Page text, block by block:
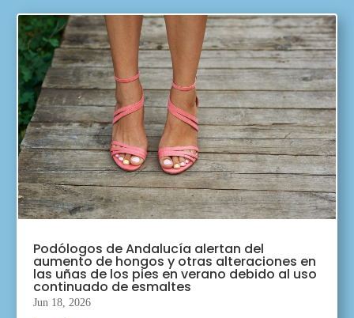
Podólogos de Andalucía alertan del
aumento de hongos y otras alteraciones en
las uñas de los pies en verano debido al uso
continuado de esmaltes
Jun 18, 2026